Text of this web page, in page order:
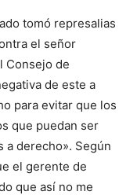
tomó represalias
el señor
Consejo de
de este a
para evitar que los
que puedan ser
a derecho». Según
el gerente de
que así no me